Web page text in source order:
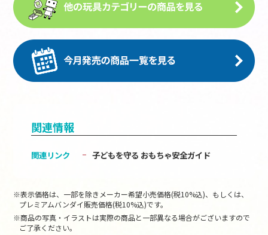
関連情報
関連リンク 子どもを守る おもちゃ安全ガイド
※表示価格は、一部を除きメーカー希望小売価格(税10%込)、もしくは、
プレミアムバンダイ販売価格(税10%込)です。
※商品の写真・イラストは実際の商品と一部異なる場合がございますので
ご了承ください。